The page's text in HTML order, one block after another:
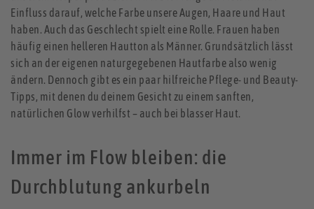
Einfluss darauf, welche Farbe unsere Augen, Haare und Haut
haben. Auch das Geschlecht spielt eine Rolle. Frauen haben
häufig einen helleren Hautton als Männer. Grundsätzlich lässt
sich an der eigenen naturgegebenen Hautfarbe also wenig
ändern. Dennoch gibt es ein paar hilfreiche Pflege- und Beauty-
Tipps, mit denen du deinem Gesicht zu einem sanften,
natürlichen Glow verhilfst – auch bei blasser Haut.
Immer im Flow bleiben: die
Durchblutung ankurbeln